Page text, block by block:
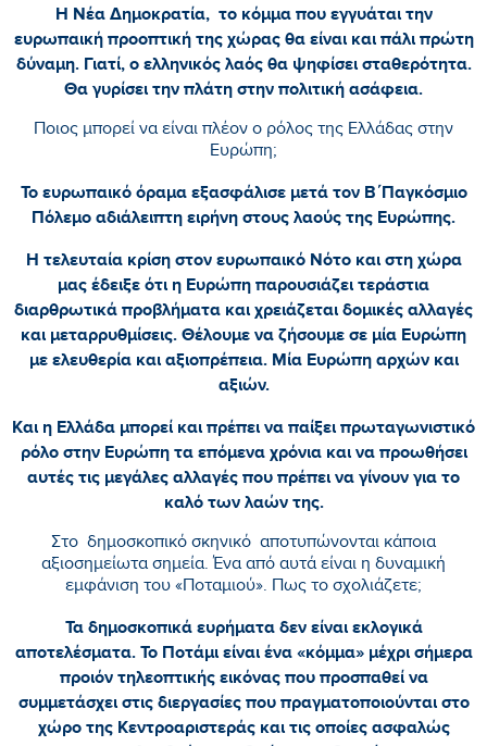
Η Νέα Δημοκρατία, το κόμμα που εγγυάται την
ευρωπαική προοπτική της χώρας θα είναι και πάλι πρώτη
δύναμη. Γιατί, ο ελληνικός λαός θα ψηφίσει σταθερότητα.
Θα γυρίσει την πλάτη στην πολιτική ασάφεια.
Ποιος μπορεί να είναι πλέον ο ρόλος της Ελλάδας στην
Ευρώπη;
Το ευρωπαικό όραμα εξασφάλισε μετά τον Β΄Παγκόσμιο
Πόλεμο αδιάλειπτη ειρήνη στους λαούς της Ευρώπης.
Η τελευταία κρίση στον ευρωπαικό Νότο και στη χώρα
μας έδειξε ότι η Ευρώπη παρουσιάζει τεράστια
διαρθρωτικά προβλήματα και χρειάζεται δομικές αλλαγές
και μεταρρυθμίσεις. Θέλουμε να ζήσουμε σε μία Ευρώπη
με ελευθερία και αξιοπρέπεια. Μία Ευρώπη αρχών και
αξιών.
Και η Ελλάδα μπορεί και πρέπει να παίξει πρωταγωνιστικό
ρόλο στην Ευρώπη τα επόμενα χρόνια και να προωθήσει
αυτές τις μεγάλες αλλαγές που πρέπει να γίνουν για το
καλό των λαών της.
Στο δημοσκοπικό σκηνικό αποτυπώνονται κάποια
αξιοσημείωτα σημεία. Ένα από αυτά είναι η δυναμική
εμφάνιση του «Ποταμιού». Πως το σχολιάζετε;
Τα δημοσκοπικά ευρήματα δεν είναι εκλογικά
αποτελέσματα. Το Ποτάμι είναι ένα «κόμμα» μέχρι σήμερα
προιόν τηλεοπτικής εικόνας που προσπαθεί να
συμμετάσχει στις διεργασίες που πραγματοποιούνται στο
χώρο της Κεντροαριστεράς και τις οποίες ασφαλώς